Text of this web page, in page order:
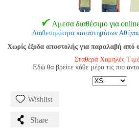
Αμεσα διαθέσιμο για
Διαθεσιμότητα καταστημάτων
Χωρίς έξοδα αποστολής για παραλαβή από
Σταθερά Χαμηλές
Εδώ θα βρείτε κάθε μέρα τις πιο
Wishlist
Share